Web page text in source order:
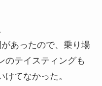
あったので、乗り場
のテイスティングも
てなかった。